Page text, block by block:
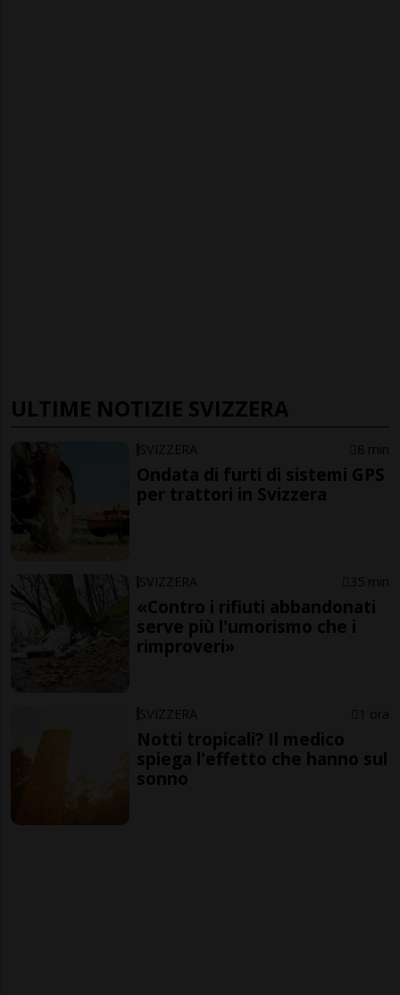
ULTIME NOTIZIE SVIZZERA
SVIZZERA 8 min
Ondata di furti di sistemi GPS
per trattori in Svizzera
SVIZZERA 35 min
«Contro i rifiuti abbandonati
serve più l'umorismo che i
rimproveri»
SVIZZERA 1 ora
Notti tropicali? Il medico
spiega l'effetto che hanno sul
sonno